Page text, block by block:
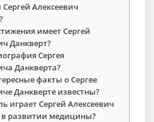
Сергей Алексеевич
имеет Сергей
Данкверт?
Сергея
Данкверта?
факты о Сергее
Данкверте известны?
играет Сергей Алексеевич
в развитии медицины?